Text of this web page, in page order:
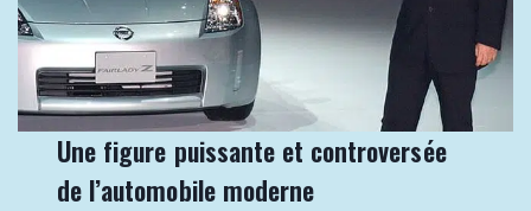
Une figure puissante et controversée
de l’automobile moderne